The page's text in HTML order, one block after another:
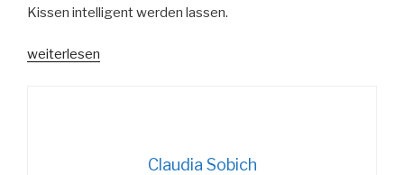
Kissen intelligent werden lassen.
„Ab
weiterlesen
Claudia Sobich